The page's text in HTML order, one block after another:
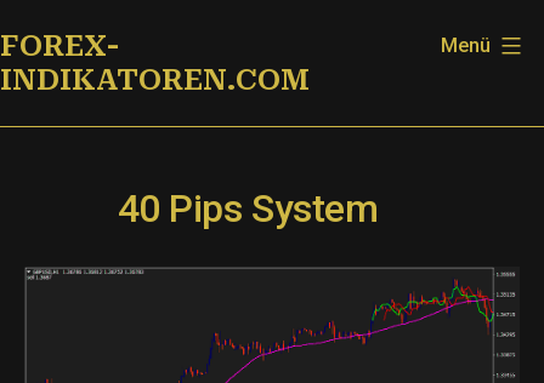
Inhalt
springen
FOREX-
INDIKATOREN.COM
Menü
40 Pips System